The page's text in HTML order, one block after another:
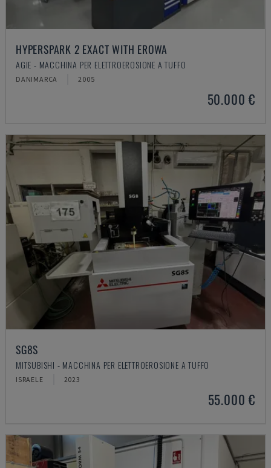
HYPERSPARK 2 EXACT WITH EROWA
AGIE - MACCHINA PER ELETTROEROSIONE A TUFFO
DANIMARCA 2005
50.000 €
SG8S
MITSUBISHI - MACCHINA PER ELETTROEROSIONE A TUFFO
ISRAELE 2023
55.000 €